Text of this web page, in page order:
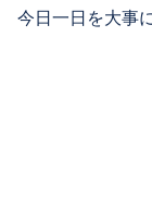
今日一日を大事